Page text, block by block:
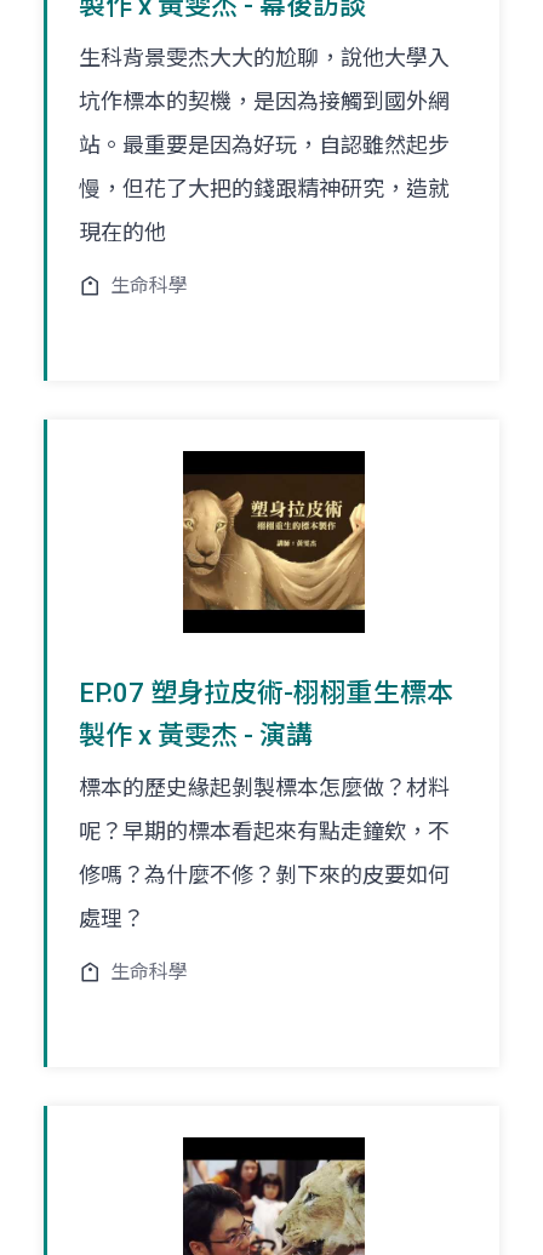
生科背景雯杰大大的尬聊，說他大學入
坑作標本的契機，是因為接觸到國外網
站。最重要是因為好玩，自認雖然起步
慢，但花了大把的錢跟精神研究，造就
現在的他
生命科學
EP.07 塑身拉皮術-栩栩重生標本
製作 x 黃雯杰 - 演講
標本的歷史緣起剝製標本怎麼做？材料
呢？早期的標本看起來有點走鐘欸，不
修嗎？為什麼不修？剝下來的皮要如何
處理？
生命科學